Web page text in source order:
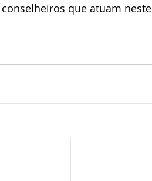
que atuam neste